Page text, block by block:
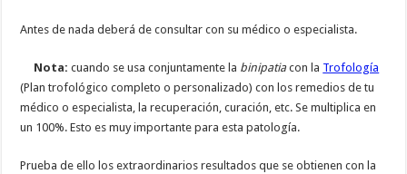
Antes de nada deberá de consultar con su médico o especialista.
Nota:cuando se usa conjuntamente la binipatiacon la Trofología
(Plan trofológico completo o personalizado) con los remedios de tu
médico o especialista, la recuperación, curación, etc. Se multiplica en
un 100%. Esto es muy importante para esta patología.
Prueba de ello los extraordinarios resultados que se obtienen con la